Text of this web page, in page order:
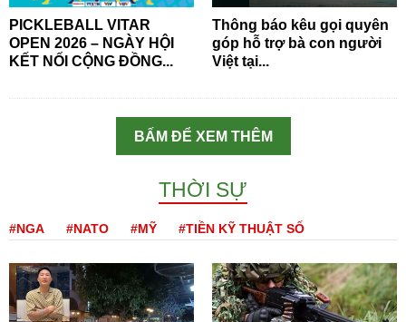
PICKLEBALL VITAR
OPEN 2026 – NGÀY HỘI
KẾT NỐI CỘNG ĐỒNG...
Thông báo kêu gọi quyên
góp hỗ trợ bà con người
Việt tại...
BẤM ĐỂ XEM THÊM
THỜI SỰ
#NGA #NATO #MỸ #TIỀN KỸ THUẬT SỐ